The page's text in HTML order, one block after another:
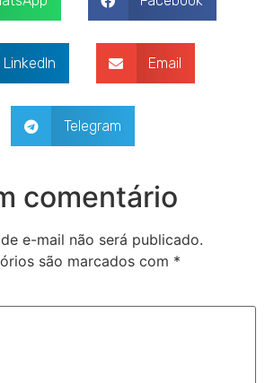
LinkedIn Email
Telegram
comentário
e-mail não será publicado.
são marcados com *